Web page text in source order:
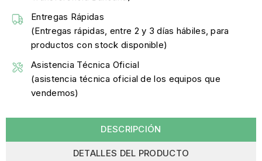
Entregas Rápidas
(Entregas rápidas, entre 2 y 3 días hábiles, para
productos con stock disponible)
Asistencia Técnica Oficial
(asistencia técnica oficial de los equipos que
vendemos)
DESCRIPCIÓN
DETALLES DEL PRODUCTO